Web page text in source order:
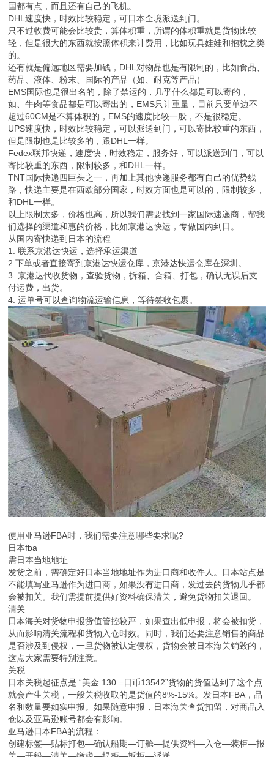
国都有点，而且还有自己的飞机。
DHL速度快，时效比较稳定，可日本全境派送到门。
只不过收费可能会比较贵，算体积重，所谓的体积重就是货物比较
轻，但是很大的东西就按照体积来计费用，比如玩具娃娃和抱枕之类
的。
还有就是偏远地区需要加钱，DHL对物品也是有限制的，比如食品、
药品、液体、粉末、国际的产品（如、耐克等产品）
EMS国际也是很出名的，除了禁运的，几乎什么都是可以寄的，
如、牛肉等食品都是可以寄出的，EMS只计重量，目前只要单边不
超过60CM是不算体积的，EMS的速度比较一般，不是很稳定。
UPS速度快，时效比较稳定，可以派送到门，可以寄比较重的东西，
但是限制也是比较多的，跟DHL一样。
Fedex联邦快递，速度快，时效稳定，服务好，可以派送到门，可以
寄比较重的东西，限制较多，和DHL一样。
TNT国际快递四巨头之一，再加上其他快递服务都有自己的优势线
路，快递主要是在西欧部分国家，时效方面也是可以的，限制较多，
和DHL一样。
以上限制太多，价格也高，所以我们需要找到一家国际速递商，帮我
们选择的渠道和惠的价格，比如京港达快运，专做国内到日。
从国内寄快递到日本的流程
1. 联系京港达快运，选择承运渠道
2.下单或者直接寄到京港达快运仓库，京港达快运仓库在深圳。
3. 京港达代收货物，查验货物，拆箱、合箱、打包，确认无误后支
付运费，出货。
4. 运单号可以查询物流运输信息，等待签收包裹。
使用亚马逊FBA时，我们需要注意哪些要求呢?
日本fba
需日本当地地址
发货之前，需确定好日本当地地址作为进口商和收件人。日本站点是
不能填写亚马逊作为进口商，如果没有进口商，发过去的货物几乎都
会被扣关。我们需提前提供好资料确保清关，避免货物扣关退回。
清关
日本海关对货物申报货值管控较严，如果查出低申报，将会被扣货，
从而影响清关流程和货物入仓时效。同时，我们还要注意销售的商品
是否涉及到侵权，一旦货物被认定侵权，货物会被日本海关销毁的，
这点大家需要特别注意。
关税
日本关税起征点是 “美金 130 =日币13542”货物的货值达到了这个点
就会产生关税，一般关税收取的是货值的8%-15%。发日本FBA，品
名和数量要如实申报。如果随意申报，日本海关查货扣留，对商品入
仓以及亚马逊账号都会有影响。
亚马逊日本FBA的流程：
创建标签—贴标打包—确认船期—订舱—提供资料—入仓—装柜—报